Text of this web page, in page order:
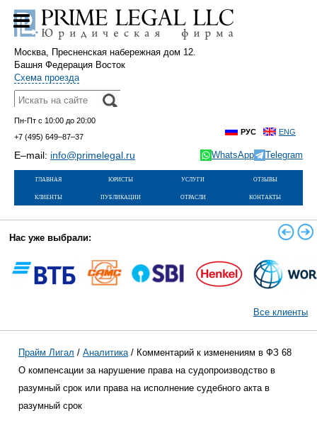
РУС ENG
WhatsApp Telegram
Москва, Пресненская набережная дом 12.
Башня Федерация Восток
Схема проезда
Пн-Пт с 10:00 до 20:00
+7 (495) 649–87–37
E–mail: info@primelegal.ru
главная юристы услуги
отзывы
клиенты
публикации отрасли контакты
Нас уже выбрали:
Все клиенты
Прайм Лигал / Аналитика / Комментарий к изменениям в ФЗ 68
О компенсации за нарушение права на судопроизводство в
разумный срок или права на исполнение судебного акта в
разумный срок